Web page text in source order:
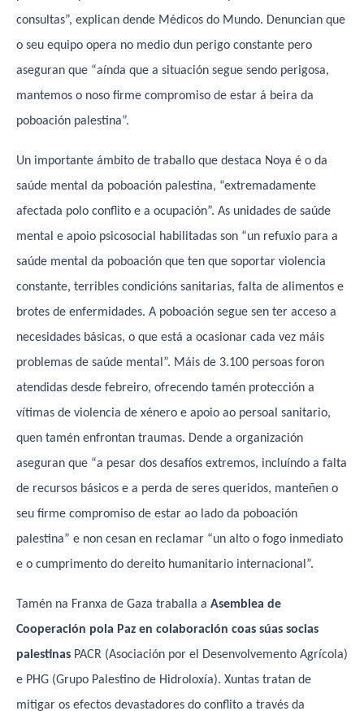
consultas”, explican dende Médicos do Mundo. Denuncian que
o seu equipo opera no medio dun perigo constante pero
aseguran que “aínda que a situación segue sendo perigosa,
mantemos o noso firme compromiso de estar á beira da
poboación palestina”.
Un importante ámbito de traballo que destaca Noya é o da
saúde mental da poboación palestina, “extremadamente
afectada polo conflito e a ocupación”. As unidades de saúde
mental e apoio psicosocial habilitadas son “un refuxio para a
saúde mental da poboación que ten que soportar violencia
constante, terribles condicións sanitarias, falta de alimentos e
brotes de enfermidades. A poboación segue sen ter acceso a
necesidades básicas, o que está a ocasionar cada vez máis
problemas de saúde mental”. Máis de 3.100 persoas foron
atendidas desde febreiro, ofrecendo tamén protección a
vítimas de violencia de xénero e apoio ao persoal sanitario,
quen tamén enfrontan traumas. Dende a organización
aseguran que “a pesar dos desafíos extremos, incluíndo a falta
de recursos básicos e a perda de seres queridos, manteñen o
seu firme compromiso de estar ao lado da poboación
palestina” e non cesan en reclamar “un alto o fogo inmediato
e o cumprimento do dereito humanitario internacional”.
Tamén na Franxa de Gaza traballa a Asemblea de
Cooperación pola Paz en colaboración coas súas socias
palestinas PACR (Asociación por el Desenvolvemento Agrícola)
e PHG (Grupo Palestino de Hidroloxía). Xuntas tratan de
mitigar os efectos devastadores do conflito a través da